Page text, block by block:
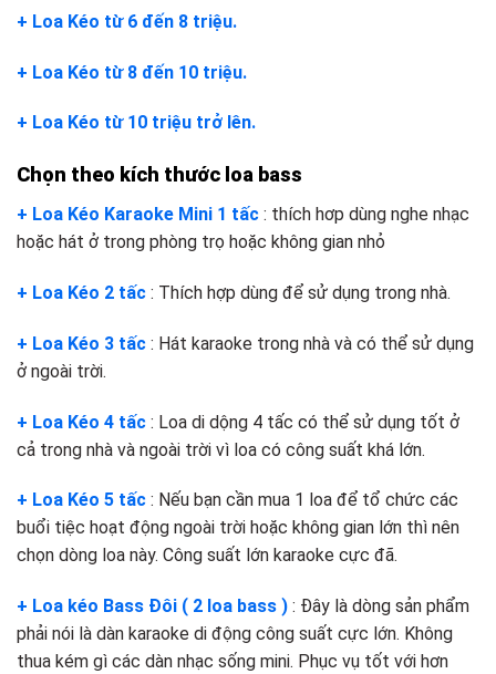
+ Loa Kéo từ 6 đến 8 triệu.
+ Loa Kéo từ 8 đến 10 triệu.
+ Loa Kéo từ 10 triệu trở lên.
Chọn theo kích thước loa bass
+ Loa Kéo Karaoke Mini 1 tấc : thích hơp dùng nghe nhạc
hoặc hát ở trong phòng trọ hoặc không gian nhỏ
+ Loa Kéo 2 tấc : Thích hợp dùng để sử dụng trong nhà.
+ Loa Kéo 3 tấc : Hát karaoke trong nhà và có thể sử dụng
ở ngoài trời.
+ Loa Kéo 4 tấc : Loa di dộng 4 tấc có thể sử dụng tốt ở
cả trong nhà và ngoài trời vì loa có công suất khá lớn.
+ Loa Kéo 5 tấc : Nếu bạn cần mua 1 loa để tổ chức các
buổi tiệc hoạt động ngoài trời hoặc không gian lớn thì nên
chọn dòng loa này. Công suất lớn karaoke cực đã.
+ Loa kéo Bass Đôi ( 2 loa bass ) : Đây là dòng sản phẩm
phải nói là dàn karaoke di động công suất cực lớn. Không
thua kém gì các dàn nhạc sống mini. Phục vụ tốt với hơn